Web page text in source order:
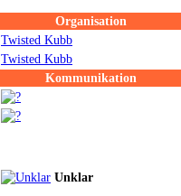
Organisation
Twisted Kubb
Twisted Kubb
Kommunikation
Unklar